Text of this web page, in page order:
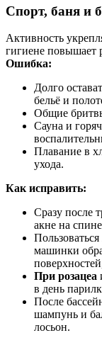
Спорт, баня и
Активность
гигиене повышает
Ошибка:
Долго
бельё и
Общие
Сауна и
Плавание в
ухода.
Как исправить:
Сразу после
акне на
машинки
При розацеа
в день
После
шампунь и
лосьон.